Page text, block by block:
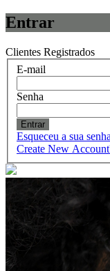
Entrar
Clientes Registrados
E-mail
Senha
Entrar
Esqueceu a sua
Create New